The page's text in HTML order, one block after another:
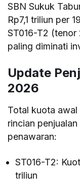
SBN Sukuk
Rp7,1 triliun per
ST016-T2 (tenor
paling diminati
Update
2026
Total kuota awal
rincian
penawaran:
ST016-T2:
triliun